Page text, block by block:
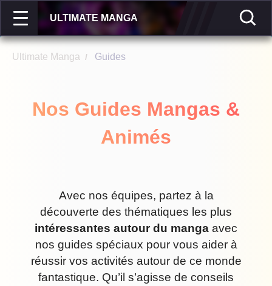
ULTIMATE MANGA
Ultimate Manga / Guides
Nos Guides Mangas &
Animés
Avec nos équipes, partez à la
découverte des thématiques les plus
intéressantes autour du manga avec
nos guides spéciaux pour vous aider à
réussir vos activités autour de ce monde
fantastique. Qu’il s’agisse de conseils